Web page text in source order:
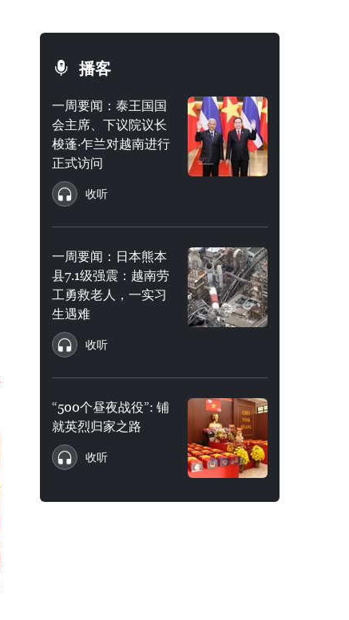
播客
一周要闻：泰王国国
会主席、下议院议长
梭蓬·乍兰对越南进行
正式访问
收听
一周要闻：日本熊本
县7.1级强震：越南劳
工勇救老人，一实习
生遇难
收听
“500个昼夜战役”: 铺
就英烈归家之路
收听